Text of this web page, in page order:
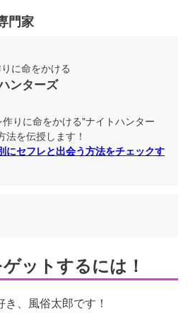
門家
に命をかける
ンターズ
りに命をかける"ナイトハンター
法を伝授します！
にセフレと出会う方法をチェックす
ットするには！
、風俗太郎です！